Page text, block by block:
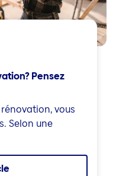
Pensez
vous
Selon une